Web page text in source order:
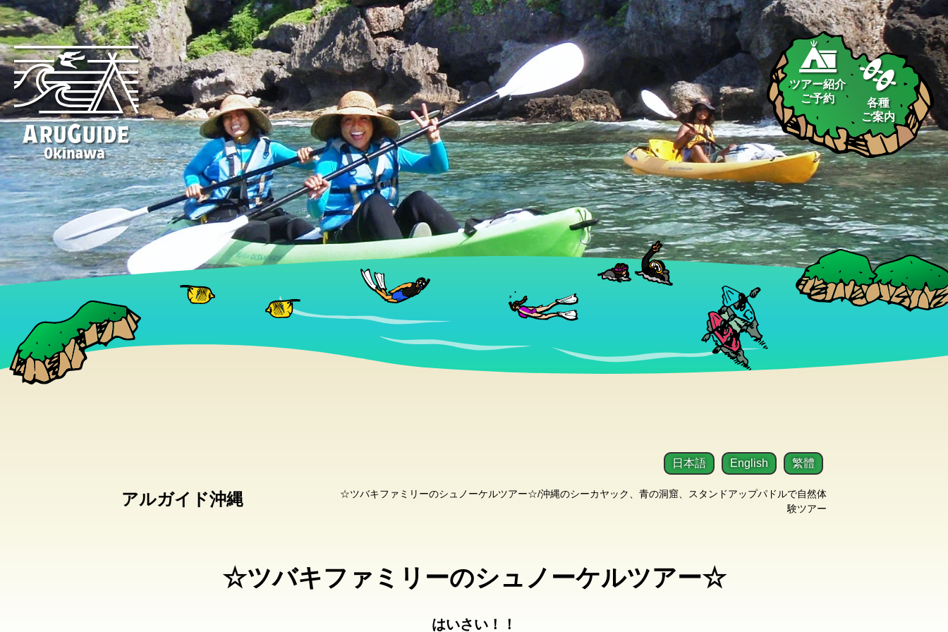
ツアー紹介
ご予約
各種
ご案内
アルガイド沖縄
☆ツバキファミリーのシュノーケルツアー☆/沖縄のシーカヤック、青の洞窟、スタンドアップパドルで自然体
験ツアー
日本語 English 繁體
☆ツバキファミリーのシュノーケルツアー☆
はいさい！！